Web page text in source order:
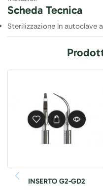
Scheda Tecnica
Sterilizzazione In autoclave
INSERTO G2-GD2